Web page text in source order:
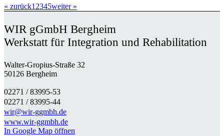
« zurück1 2345weiter »
WIR gGmbH Bergheim
Werkstatt für Integration und Rehabilitation
Walter-Gropius-Straße 32
50126 Bergheim
02271 / 83995-53
02271 / 83995-44
wir@wir-ggmbh.de
www.wir-ggmbh.de
In Google Map öffnen